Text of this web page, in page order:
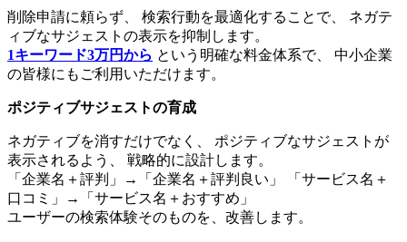
削除申請に頼らず、 検索行動を最適化することで、 ネガテ
ィブなサジェストの表示を抑制します。
1キーワード3万円から という明確な料金体系で、 中小企業
の皆様にもご利用いただけます。
ポジティブサジェストの育成
ネガティブを消すだけでなく、 ポジティブなサジェストが
表示されるよう、 戦略的に設計します。
「企業名＋評判」→「企業名＋評判良い」 「サービス名＋
口コミ」→「サービス名＋おすすめ」
ユーザーの検索体験そのものを、改善します。